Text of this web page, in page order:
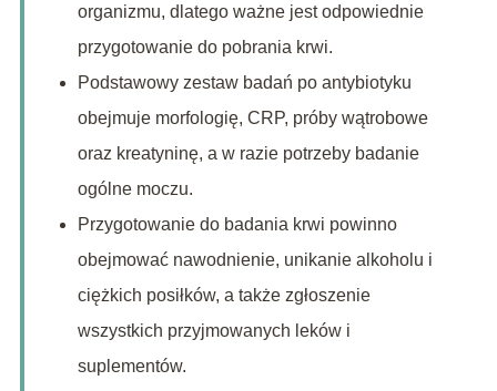
organizmu, dlatego ważne jest odpowiednie
przygotowanie do pobrania krwi.
Podstawowy zestaw badań po antybiotyku
obejmuje morfologię, CRP, próby wątrobowe
oraz kreatyninę, a w razie potrzeby badanie
ogólne moczu.
Przygotowanie do badania krwi powinno
obejmować nawodnienie, unikanie alkoholu i
ciężkich posiłków, a także zgłoszenie
wszystkich przyjmowanych leków i
suplementów.